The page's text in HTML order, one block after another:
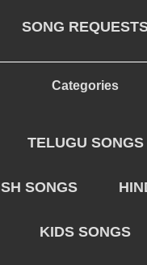
SONG
Categories
TELUGU SONGS
SONGS
KIDS SONGS